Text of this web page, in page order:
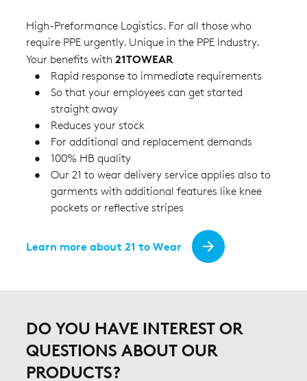
High-Preformance Logistics. For all those who
require PPE urgently. Unique in the PPE Industry.
Your benefits with 21TOWEAR
Rapid response to immediate requirements
So that your employees can get started
straight away
Reduces your stock
For additional and replacement demands
100% HB quality
Our 21 to wear delivery service applies also to
garments with additional features like knee
pockets or reflective stripes
Learn more about 21 to Wear
DO YOU HAVE INTEREST OR
QUESTIONS ABOUT OUR
PRODUCTS?